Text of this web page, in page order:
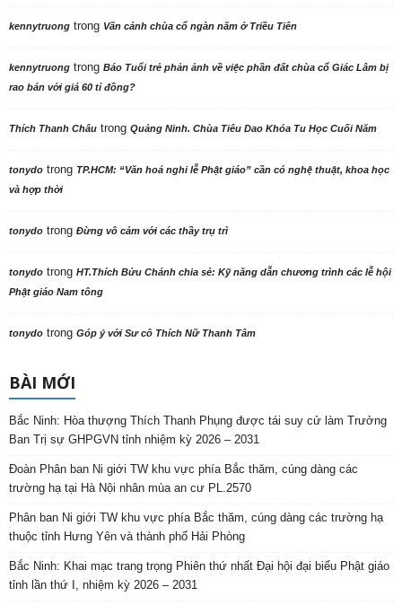
kennytruong trong Vãn cảnh chùa cổ ngàn năm ở Triều Tiên
kennytruong trong Báo Tuổi trẻ phản ảnh về việc phần đất chùa cổ Giác Lâm bị
rao bán với giá 60 tỉ đồng?
Thích Thanh Châu trong Quảng Ninh. Chùa Tiêu Dao Khóa Tu Học Cuối Năm
tonydo trong TP.HCM: “Văn hoá nghi lễ Phật giáo” cần có nghệ thuật, khoa học
và hợp thời
tonydo trong Đừng vô cảm với các thầy trụ trì
tonydo trong HT.Thích Bửu Chánh chia sẻ: Kỹ năng dẫn chương trình các lễ hội
Phật giáo Nam tông
tonydo trong Góp ý với Sư cô Thích Nữ Thanh Tâm
BÀI MỚI
Bắc Ninh: Hòa thượng Thích Thanh Phụng được tái suy cử làm Trưởng
Ban Trị sự GHPGVN tỉnh nhiệm kỳ 2026 – 2031
Đoàn Phân ban Ni giới TW khu vực phía Bắc thăm, cúng dàng các
trường hạ tại Hà Nội nhân mùa an cư PL.2570
Phân ban Ni giới TW khu vực phía Bắc thăm, cúng dàng các trường hạ
thuộc tỉnh Hưng Yên và thành phố Hải Phòng
Bắc Ninh: Khai mạc trang trọng Phiên thứ nhất Đại hội đại biểu Phật giáo
tỉnh lần thứ I, nhiệm kỳ 2026 – 2031